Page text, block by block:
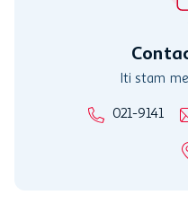
Iti stam
021-9141